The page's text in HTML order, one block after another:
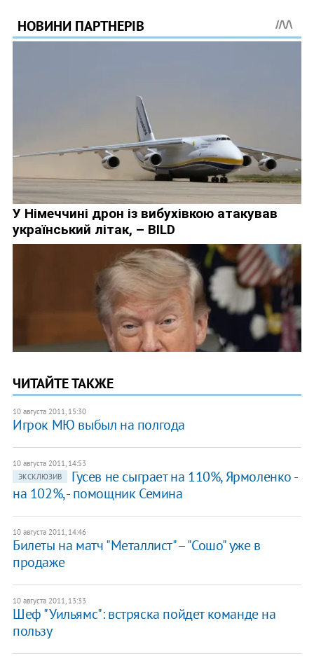
ЧИТАЙТЕ ТАКЖЕ
10 августа 2011, 15:30
Игрок МЮ выбыл на полгода
10 августа 2011, 14:53
ЭКСКЛЮЗИВ
Гусев не сыграет на 110%, Ярмоленко -
на 102%, - помощник Семина
10 августа 2011, 14:46
Билеты на матч "Металлист" – "Сошо" уже в
продаже
10 августа 2011, 13:33
Шеф "Уильямс": встряска пойдет команде на
пользу